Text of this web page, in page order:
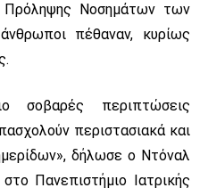
Πρόληψης Νοσημάτων των
πέθαναν, κυρίως
σοβαρές περιπτώσεις
περιστασιακά και
δήλωσε ο Ντόναλ
Πανεπιστήμιο Ιατρικής